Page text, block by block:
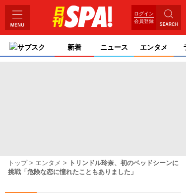
ログイン
会員登録
サブスク 新着 ニュース エンタメ
トップ エンタメ
トリンドル玲奈、初のベッドシーンに
挑戦「危険な恋に憧れたこともありました」